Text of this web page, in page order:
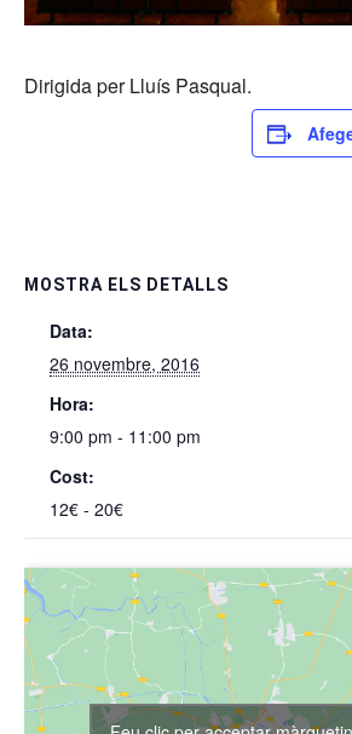
Dirigida per Lluís Pasqual.
MOSTRA ELS DETALLS
Data:
26 novembre, 2016
Hora:
9:00 pm - 11:00 pm
Cost:
12€ - 20€